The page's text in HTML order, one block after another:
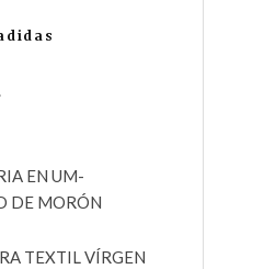
EN UM-
DE MORÓN
TEXTIL VÍRGEN